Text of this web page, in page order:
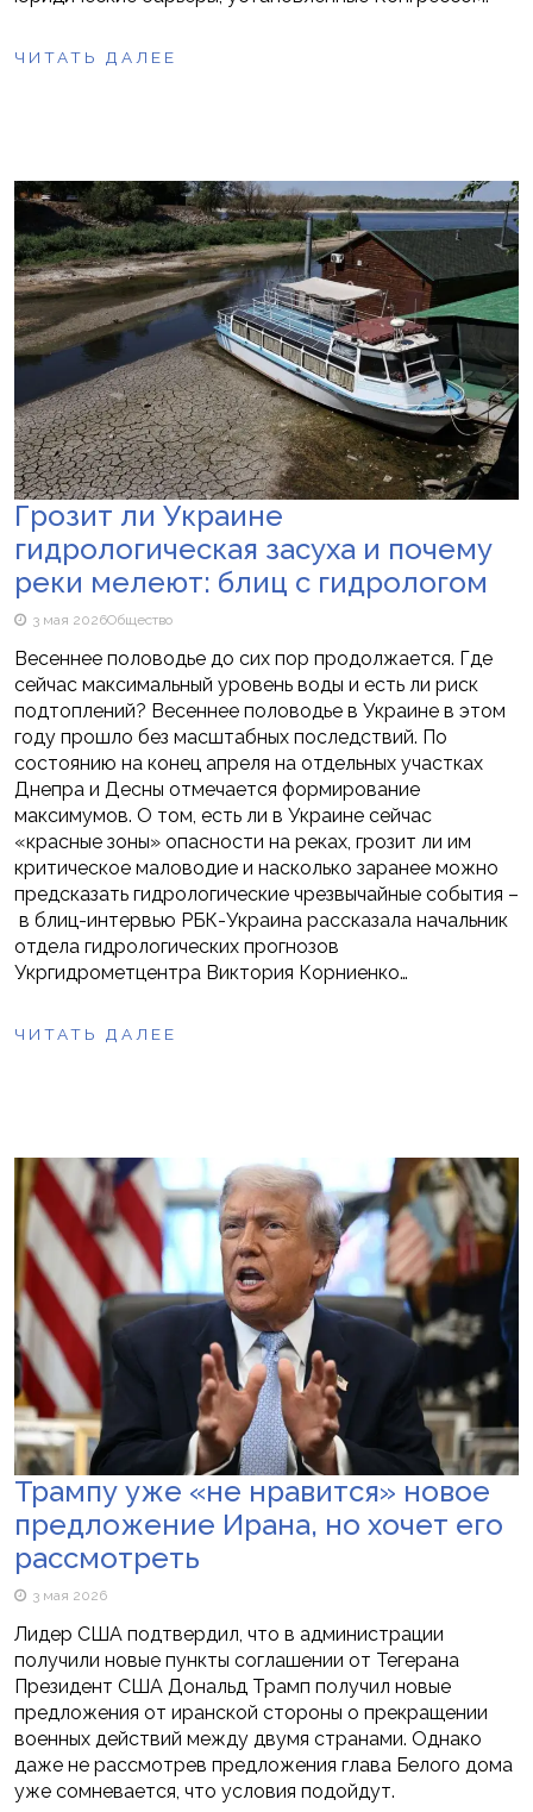
ЧИТАТЬ ДАЛЕЕ
Грозит ли Украине
гидрологическая засуха и почему
реки мелеют: блиц с гидрологом
3 мая 2026Общество
Весеннее половодье до сих пор продолжается. Где
сейчас максимальный уровень воды и есть ли риск
подтоплений? Весеннее половодье в Украине в этом
году прошло без масштабных последствий. По
состоянию на конец апреля на отдельных участках
Днепра и Десны отмечается формирование
максимумов. О том, есть ли в Украине сейчас
«красные зоны» опасности на реках, грозит ли им
критическое маловодие и насколько заранее можно
предсказать гидрологические чрезвычайные события –
в блиц-интервью РБК-Украина рассказала начальник
отдела гидрологических прогнозов
Укргидрометцентра Виктория Корниенко…
ЧИТАТЬ ДАЛЕЕ
Трампу уже «не нравится» новое
предложение Ирана, но хочет его
рассмотреть
3 мая 2026
Лидер США подтвердил, что в администрации
получили новые пункты соглашении от Тегерана
Президент США Дональд Трамп получил новые
предложения от иранской стороны о прекращении
военных действий между двумя странами. Однако
даже не рассмотрев предложения глава Белого дома
уже сомневается, что условия подойдут.